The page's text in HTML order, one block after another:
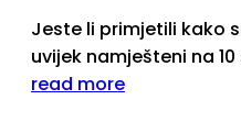
Jeste li primjetili kako
uvijek namješteni na
read more